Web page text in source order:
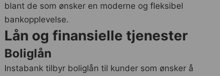
blant de som ønsker en moderne og fleksibel
bankopplevelse.
Lån og finansielle tjenester
Boliglån
Instabank tilbyr boliglån til kunder som ønsker å